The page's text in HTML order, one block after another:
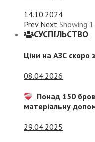
14.10.2024
Prev Next Showing 1
СУСПIЛЬСТВО
Ціни на АЗС скоро
08.04.2026
Понад 150
матеріальну
29.04.2025